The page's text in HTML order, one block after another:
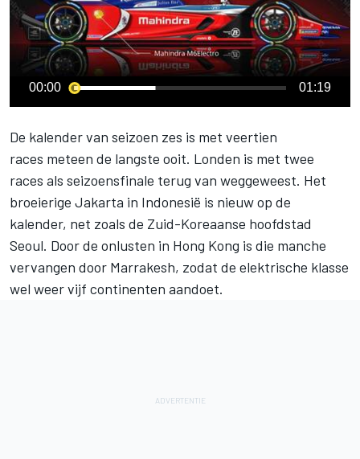
00:00 01:19
De kalender van seizoen zes is met veertien
races meteen de langste ooit. Londen is met twee
races als seizoensfinale terug van weggeweest. Het
broeierige Jakarta in Indonesië is nieuw op de
kalender, net zoals de Zuid-Koreaanse hoofdstad
Seoul. Door de onlusten in Hong Kong is die manche
vervangen door Marrakesh, zodat de elektrische klasse
wel weer vijf continenten aandoet.